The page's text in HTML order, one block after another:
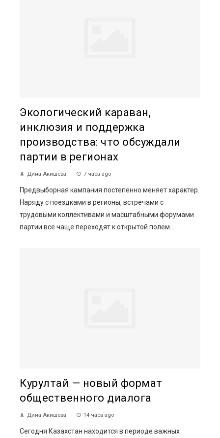
Экологический караван,
инклюзия и поддержка
производства: что обсуждали
партии в регионах
Дина Акишева 7 часа ago
Предвыборная кампания постепенно меняет характер.
Наряду с поездками в регионы, встречами с
трудовыми коллективами и масштабными форумами
партии все чаще переходят к открытой полем...
Курултай — новый формат
общественного диалога
Дина Акишева 14 часа ago
Сегодня Казахстан находится в периоде важных